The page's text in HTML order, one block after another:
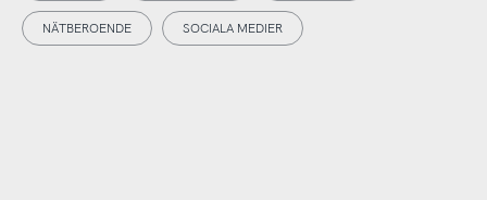
NÄTBEROENDE SOCIALA MEDIER